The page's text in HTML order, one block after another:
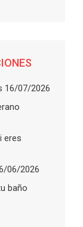
16/07/2026
eres
06/2026
baño